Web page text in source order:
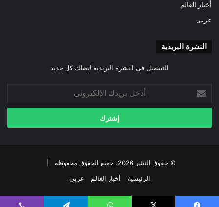
أخبار العالم
عربى
النشرة البريدية
التسجيل فى النشرة البريدية ليصلك كل جديد
بريدك
الإلكتروني
© حقوق النشر 2026، جميع الحقوق محفوظة |
الرئيسية
أخبار العالم عربى